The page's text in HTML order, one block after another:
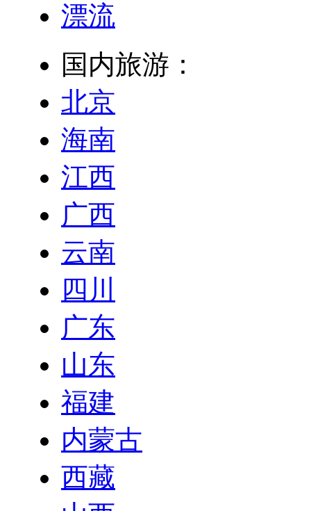
漂流
国内旅游：
北京
海南
江西
广西
云南
四川
广东
山东
福建
内蒙古
西藏